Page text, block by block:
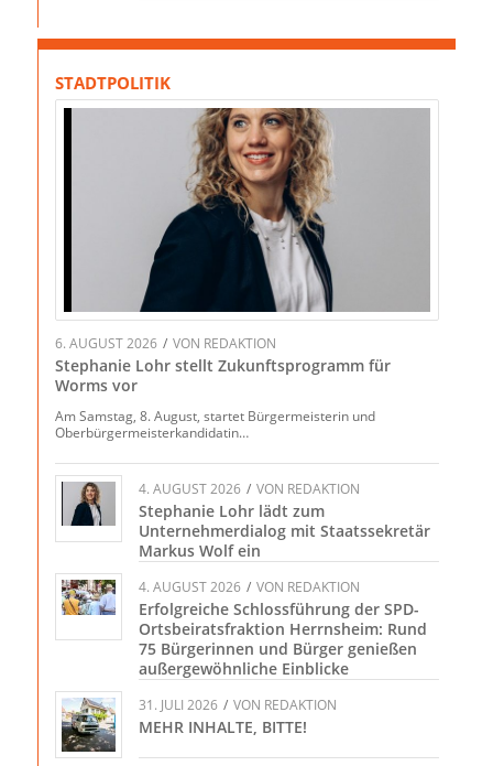
STADTPOLITIK
6. AUGUST 2026 / VON REDAKTION
Stephanie Lohr stellt Zukunftsprogramm für
Worms vor
Am Samstag, 8. August, startet Bürgermeisterin und
Oberbürgermeisterkandidatin…
4. AUGUST 2026 / VON REDAKTION
Stephanie Lohr lädt zum
Unternehmerdialog mit Staatssekretär
Markus Wolf ein
4. AUGUST 2026 / VON REDAKTION
Erfolgreiche Schlossführung der SPD-
Ortsbeiratsfraktion Herrnsheim: Rund
75 Bürgerinnen und Bürger genießen
außergewöhnliche Einblicke
31. JULI 2026 / VON REDAKTION
MEHR INHALTE, BITTE!